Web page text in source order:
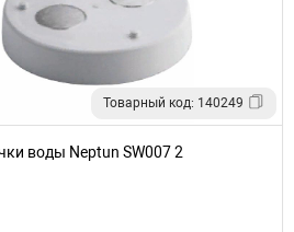
Товарный код: 140249
воды Neptun SW007 2